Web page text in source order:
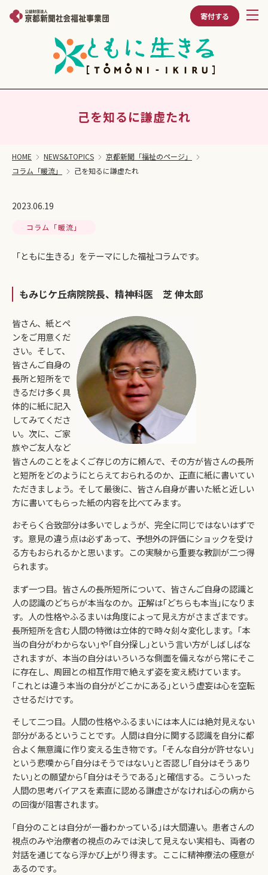
寄付する
己を知るに謙虚たれ
HOME NEWS&TOPICS
京都新聞「福祉のページ」
コラム「暖流」
己を知るに謙虚たれ
2023.06.19
コラム「暖流」
「ともに生きる」をテーマにした福祉コラムです。
もみじケ丘病院院長、精神科医 芝 伸太郎
皆さん、紙とペ
ンをご用意くだ
さい。そして、
皆さんご自身の
長所と短所をで
きるだけ多く具
体的に紙に記入
してみてくださ
い。次に、ご家
族やご友人など
皆さんのことをよくご存じの方に頼んで、その方が皆さんの長所
と短所をどのようにとらえておられるのか、正直に紙に書いてい
ただきましょう。そして最後に、皆さん自身が書いた紙と近しい
方に書いてもらった紙の内容を比べてみます。
おそらく合致部分は多いでしょうが、完全に同じではないはずで
す。意見の違う点は必ずあって、予想外の評価にショックを受け
る方もおられるかと思います。この実験から重要な教訓が二つ得
られます。
まず一つ目。皆さんの長所短所について、皆さんご自身の認識と
人の認識のどちらが本当なのか。正解は｢どちらも本当｣になりま
す。人の性格やふるまいは角度によって見え方がさまざまです。
長所短所を含む人間の特徴は立体的で時々刻々変化します。｢本
当の自分がわからない｣や｢自分探し｣という言い方がしばしばな
されますが、本当の自分はいろいろな側面を備えながら常にそこ
に存在し、周囲との相互作用で絶えず姿を変え続けています。
｢これとは違う本当の自分がどこかにある｣という虚妄は心を空転
させるだけです。
そして二つ目。人間の性格やふるまいには本人には絶対見えない
部分があるということです。人間は自分に関する認識を自分に都
合よく無意識に作り変える生き物です。｢そんな自分が許せない｣
という悲嘆から｢自分はそうではない｣と否認し｢自分はそうあり
たい｣との願望から｢自分はそうである｣と確信する。こういった
人間の思考バイアスを素直に認める謙虚さがなければ心の病から
の回復が阻害されます。
｢自分のことは自分が一番わかっている｣は大間違い。患者さんの
視点のみや治療者の視点のみでは決して見えない実相も、両者の
対話を通じてなら浮かび上がり得ます。ここに精神療法の極意が
あるのです。